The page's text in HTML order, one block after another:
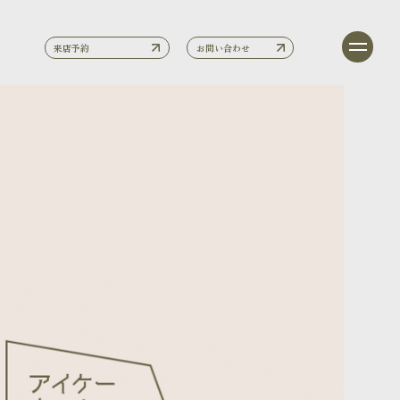
来店予約 お問い合わせ